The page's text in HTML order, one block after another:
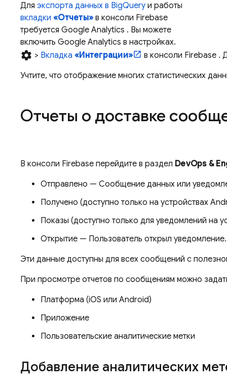
Для экспорта данных в BigQuery и работы
вкладки «Отчеты» в консоли Firebase
требуется Google Analytics . Вы можете
включить Google Analytics в настройках.
settings > Вкладка «Интеграции» в консоли Firebase .
Учтите, что отображение многих статистических
Отчеты о доставке
В консоли Firebase перейдите в раздел DevOps &
Отправлено — Сообщение данных или
Получено (доступно только на устройствах
Показы (доступно только для уведомлений на
Открытие — Пользователь открыл
Эти данные доступны для всех сообщений с
При просмотре отчетов по сообщениям можно
Платформа (iOS или Android)
Приложение
Пользовательские аналитические метки
Добавление аналитических